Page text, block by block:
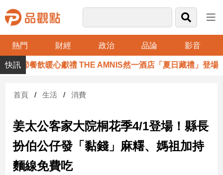
熱門 財經 政治 品論 影音
品
觀
財
台
財
經
新
節餐飲暖心獻禮 THE AMNIS然一酒店「夏日藏禮」登場
首頁 生活 消費
姜太公客家大院桐花季4/1登場！縣長
扮伯公仔發「黏錢」麻糬、媽祖加持
麵線免費吃​​​​​​​​​​​​​​​​